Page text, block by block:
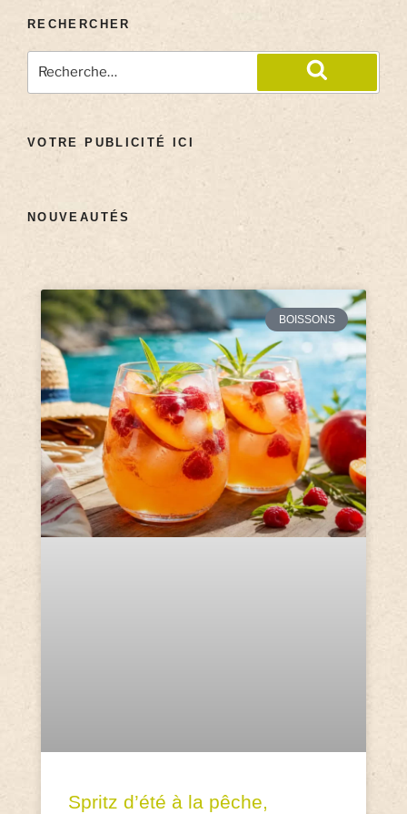
RECHERCHER
VOTRE PUBLICITÉ ICI
NOUVEAUTÉS
BOISSONS
Spritz d’été à la pêche,